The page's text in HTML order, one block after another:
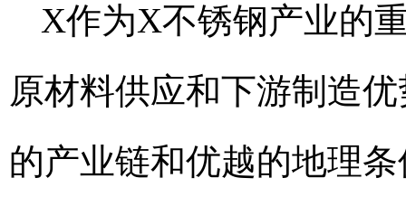
X作为X不锈钢产业的
原材料供应和下游制造
的产业链和优越的地理